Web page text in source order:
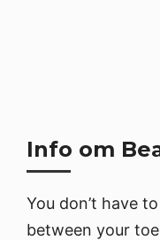
Info om
You don’t have
between your